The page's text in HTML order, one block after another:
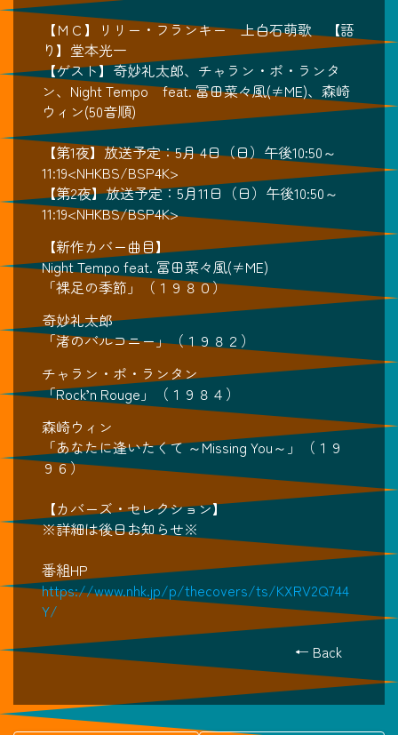
【ＭＣ】リリー・フランキー 上白石萌歌 【語
り】堂本光一
【ゲスト】奇妙礼太郎、チャラン・ポ・ランタ
ン、Night Tempo feat. 冨田菜々風(≠ME)、森崎
ウィン(50音順)
【第1夜】放送予定：5月 4日（日）午後10:50～
11:19<NHKBS/BSP4K>
【第2夜】放送予定：5月11日（日）午後10:50～
11:19<NHKBS/BSP4K>
【新作カバー曲目】
Night Tempo feat. 冨田菜々風(≠ME)
「裸足の季節」（１９８０）
奇妙礼太郎
「渚のバルコニー」（１９８２）
チャラン・ポ・ランタン
「Rock’n Rouge」（１９８４）
森崎ウィン
「あなたに逢いたくて ～Missing You～」（１９
９６）
【カバーズ・セレクション】
※詳細は後日お知らせ※
番組HP
https://www.nhk.jp/p/thecovers/ts/KXRV2Q744
Y/
← Back